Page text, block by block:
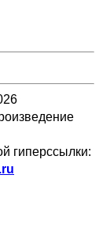
гиперссылки: